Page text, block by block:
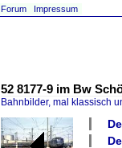
Forum Impressum
52 8177-9 im Bw
Bahnbilder, mal klassisch